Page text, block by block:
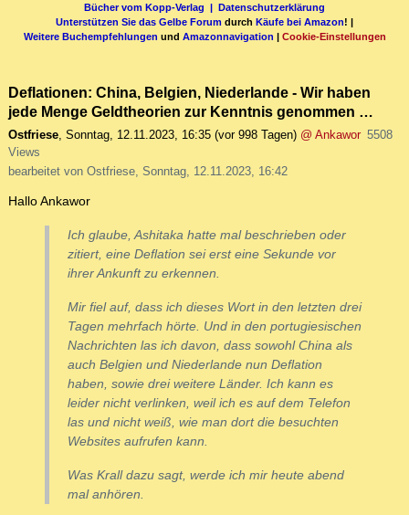
Bücher vom Kopp-Verlag | Datenschutzerklärung
Unterstützen Sie das Gelbe Forum durch Käufe bei Amazon! |
Weitere Buchempfehlungen und Amazonnavigation | Cookie-Einstellungen
Deflationen: China, Belgien, Niederlande - Wir haben
jede Menge Geldtheorien zur Kenntnis genommen …
Ostfriese, Sonntag, 12.11.2023, 16:35 (vor 998 Tagen) @ Ankawor 5508
Views
bearbeitet von Ostfriese, Sonntag, 12.11.2023, 16:42
Hallo Ankawor
Ich glaube, Ashitaka hatte mal beschrieben oder
zitiert, eine Deflation sei erst eine Sekunde vor
ihrer Ankunft zu erkennen.
Mir fiel auf, dass ich dieses Wort in den letzten drei
Tagen mehrfach hörte. Und in den portugiesischen
Nachrichten las ich davon, dass sowohl China als
auch Belgien und Niederlande nun Deflation
haben, sowie drei weitere Länder. Ich kann es
leider nicht verlinken, weil ich es auf dem Telefon
las und nicht weiß, wie man dort die besuchten
Websites aufrufen kann.
Was Krall dazu sagt, werde ich mir heute abend
mal anhören.